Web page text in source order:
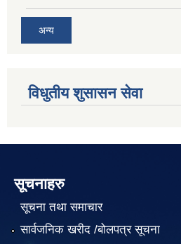
अन्य
विधुतीय शुसासन सेवा
सूचनाहरु
सूचना तथा समाचार
सार्वजनिक खरीद /बोलपत्र सूचना